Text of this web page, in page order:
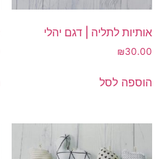
אותיות לתליה | דגם יהלי
₪30.00
הוספה לסל